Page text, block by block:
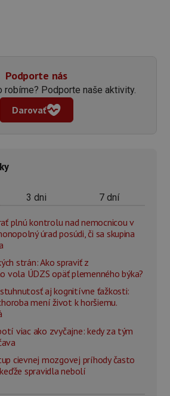
Podporte nás
robíme? Podporte naše aktivity.
Darovať
3 dni 7 dní
plnú kontrolu nad nemocnicou v
úrad posúdi, či sa skupina
strán: Ako spraviť z
vola ÚDZS opäť plemenného býka?
aj kognitívne ťažkosti:
mení život k horšiemu.
viac ako zvyčajne: kedy za tým
cievnej mozgovej príhody často
spravidla nebolí